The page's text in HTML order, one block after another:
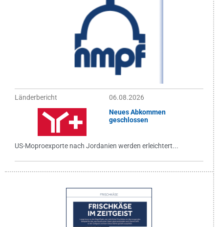
Länderbericht
06.08.2026
Neues Abkommen
geschlossen
US-Moproexporte nach Jordanien werden erleichtert...